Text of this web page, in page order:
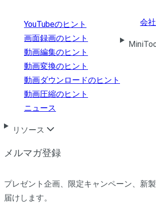
YouTubeのヒント
画面録画のヒント
動画編集のヒント
動画変換のヒント
動画ダウンロードのヒント
動画圧縮のヒント
ニュース
リソース
会
メルマガ登録
プレゼント企画、限定キャンペーン、新
届けします。